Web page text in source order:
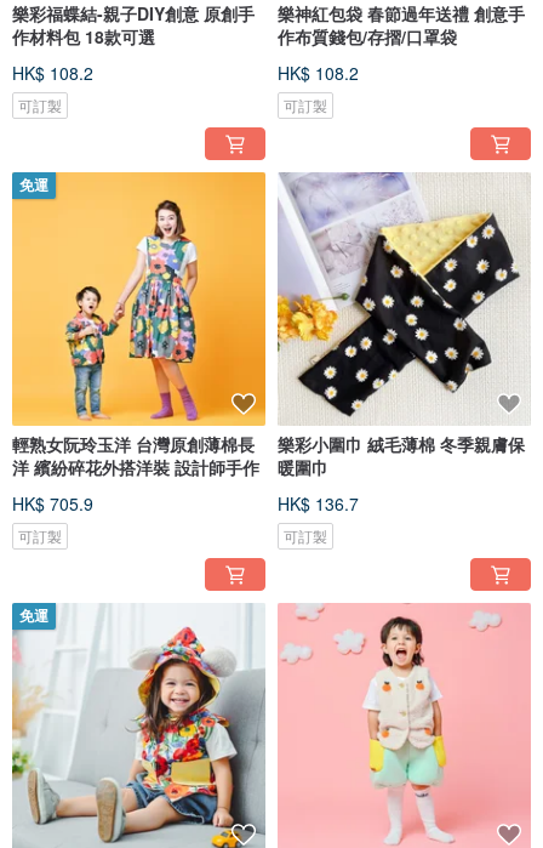
樂彩福蝶結-親子DIY創意 原創手
作材料包 18款可選
HK$ 108.2
可訂製
樂神紅包袋 春節過年送禮 創意手
作布質錢包/存摺/口罩袋
HK$ 108.2
可訂製
免運
輕熟女阮玲玉洋 台灣原創薄棉長
洋 繽紛碎花外搭洋裝 設計師手作
HK$ 705.9
可訂製
樂彩小圍巾 絨毛薄棉 冬季親膚保
暖圍巾
HK$ 136.7
可訂製
免運